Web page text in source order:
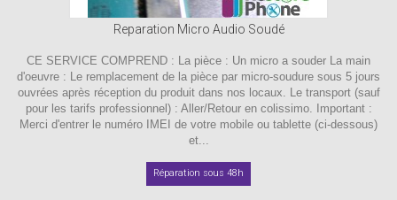
Reparation Micro Audio Soudé
CE SERVICE COMPREND : La pièce : Un micro a souder La main
d'oeuvre : Le remplacement de la pièce par micro-soudure sous 5 jours
ouvrées après réception du produit dans nos locaux. Le transport (sauf
pour les tarifs professionnel) : Aller/Retour en colissimo. Important :
Merci d'entrer le numéro IMEI de votre mobile ou tablette (ci-dessous)
et...
Réparation sous 48h